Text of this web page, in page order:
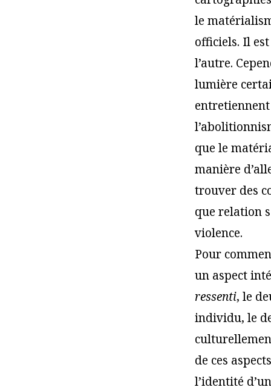
le
officiels. Il
l’autre.
lumière
que le
manière
trouver des
que relation
violence.
Pour
un aspect
ressenti, le
individu, le
de ces
l’identité